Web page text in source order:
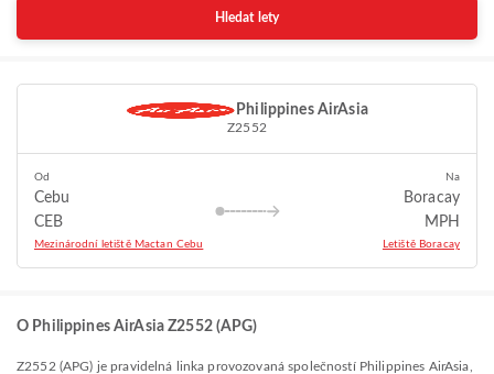
Hledat lety
Philippines AirAsia
Z2552
Od
Cebu
CEB
Mezinárodní letiště Mactan Cebu
Na
Boracay
MPH
Letiště Boracay
O Philippines AirAsia Z2552 (APG)
Z2552 (APG) je pravidelná linka provozovaná společností Philippines AirAsia